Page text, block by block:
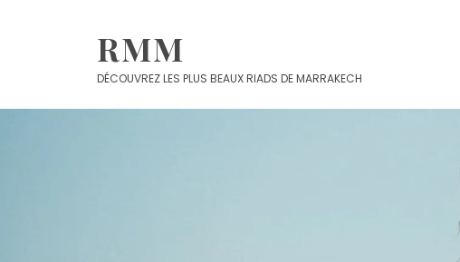
RMM
DÉCOUVREZ LES PLUS BEAUX RIADS DE MARRAKECH